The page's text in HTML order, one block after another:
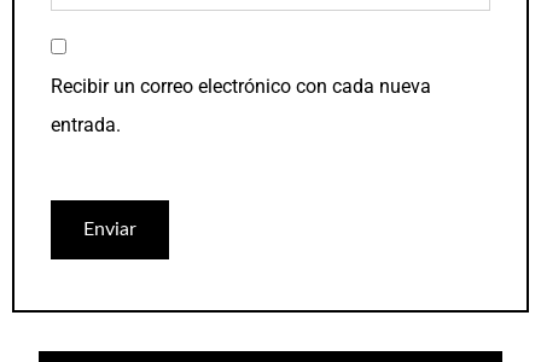
Recibir un correo electrónico con cada nueva
entrada.